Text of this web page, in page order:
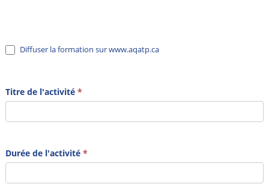
Diffuser la formation sur www.aqatp.ca
Titre de l'activité *
Durée de l'activité *